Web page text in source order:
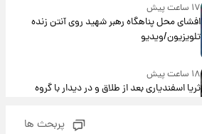
۱۷ ساعت پیش
افشای محل پناهگاه‌ رهبر شهید روی آنتن زنده
تلویزیون/ویدیو
۱۸ ساعت پیش
ثریا اسفندیاری بعد از طلاق و در دیدار با گروه
پربحث ها